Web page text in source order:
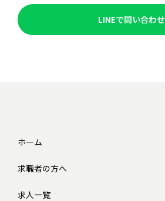
LINEで問い合わせ
ホーム
求職者の方へ
求人一覧